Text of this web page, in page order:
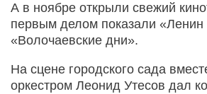
А в ноябре открыли свежий
первым делом показали «Ленин
«Волочаевские дни».
На сцене городского сада
оркестром Леонид Утесов дал